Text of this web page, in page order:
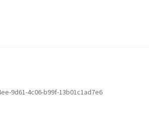
9d61-4c06-b99f-13b01c1ad7e6